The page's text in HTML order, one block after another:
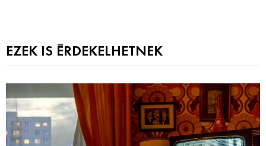
EZEK IS ÉRDEKELHETNEK